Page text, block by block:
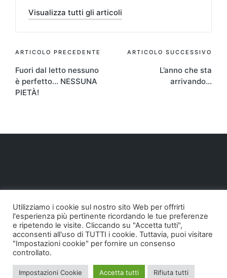
Visualizza tutti gli articoli
Navigazione
articoli
ARTICOLO PRECEDENTE
Fuori dal letto nessuno
è perfetto… NESSUNA
PIETÀ!
ARTICOLO SUCCESSIVO
L’anno che sta
arrivando…
Copyright 2026 — Pollodigomma ...org. Tutti i diritti
Utilizziamo i cookie sul nostro sito Web per offrirti
l'esperienza più pertinente ricordando le tue preferenze
e ripetendo le visite. Cliccando su "Accetta tutti",
acconsenti all'uso di TUTTI i cookie. Tuttavia, puoi visitare
"Impostazioni cookie" per fornire un consenso
controllato.
Impostazioni Cookie Accetta tutti Rifiuta tutti